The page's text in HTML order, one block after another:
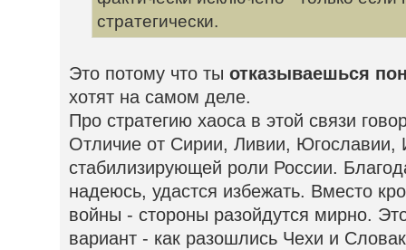
стратегически.
Это потому что тыотказываешься
хотят на самом деле.
Про стратегию хаоса в этой связи
Отличие от Сирии, Ливии, Югославии,
стабилизирующей роли России.
надеюсь, удастся избежать. Вместо
войны - стороны разойдутся мирно.
вариант - как разошлись Чехи и